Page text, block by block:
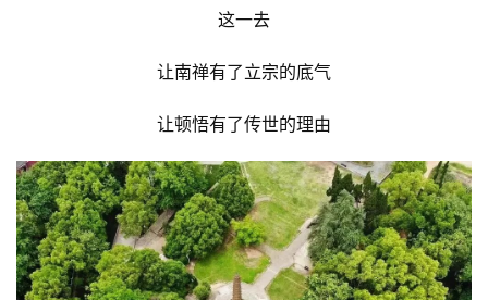
这一去
让南禅有了立宗的底气
让顿悟有了传世的理由